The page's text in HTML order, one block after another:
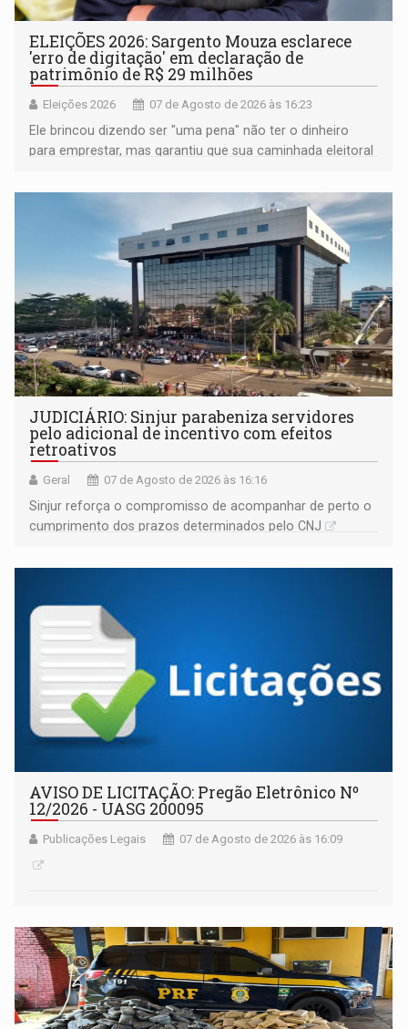
ELEIÇÕES 2026: Sargento Mouza esclarece
'erro de digitação' em declaração de
patrimônio de R$ 29 milhões
Eleições 2026 07 de Agosto de 2026 às 16:23
Ele brincou dizendo ser "uma pena" não ter o dinheiro
para emprestar, mas garantiu que sua caminhada eleitoral
JUDICIÁRIO: Sinjur parabeniza servidores
pelo adicional de incentivo com efeitos
retroativos
Geral 07 de Agosto de 2026 às 16:16
Sinjur reforça o compromisso de acompanhar de perto o
cumprimento dos prazos determinados pelo CNJ
AVISO DE LICITAÇÃO: Pregão Eletrônico Nº
12/2026 - UASG 200095
Publicações Legais 07 de Agosto de 2026 às 16:09